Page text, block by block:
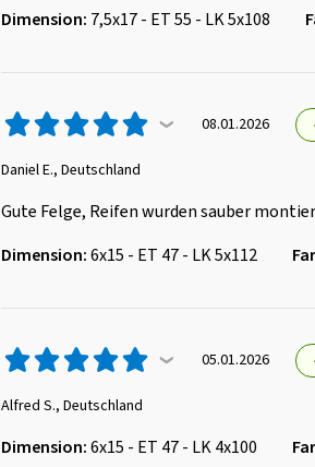
Dimension: 7,5x17 - ET 55 - LK 5x108
08.01.2026
Daniel E., Deutschland
Gute Felge, Reifen wurden sauber
Dimension:6x15 - ET 47 - LK 5x112
05.01.2026
Alfred S., Deutschland
Dimension:6x15 - ET 47 - LK 4x100